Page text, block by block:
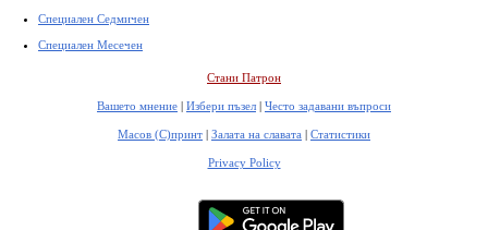
Специален Седмичен
Специален Месечен
Стани Патрон
Вашето мнение | Избери пъзел | Често задавани въпроси
Масов (С)принт | Залата на славата | Статистики
Privacy Policy